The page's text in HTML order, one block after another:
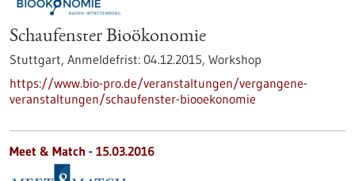
Schaufenster Bioökonomie
Stuttgart, Anmeldefrist: 04.12.2015, Workshop
https://www.bio-pro.de/veranstaltungen/vergangene-
veranstaltungen/schaufenster-biooekonomie
Meet & Match - 15.03.2016